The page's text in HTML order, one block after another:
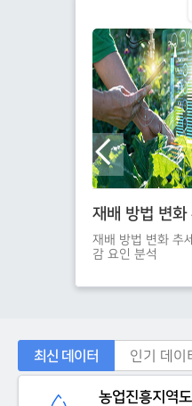
재배 방법 변화 추
감 요인 분석
최신 데이터 인기 데이
농업진흥지역도